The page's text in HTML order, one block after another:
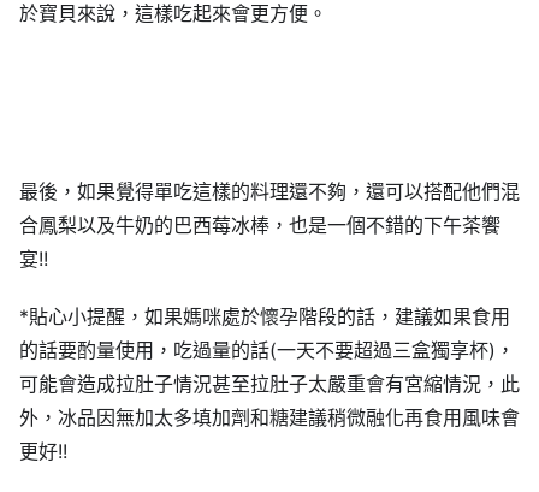
於寶貝來說，這樣吃起來會更方便。
最後，如果覺得單吃這樣的料理還不夠，還可以搭配他們混
合鳳梨以及牛奶的巴西莓冰棒，也是一個不錯的下午茶饗
宴!!
*貼心小提醒，如果媽咪處於懷孕階段的話，建議如果食用
的話要酌量使用，吃過量的話(一天不要超過三盒獨享杯)，
可能會造成拉肚子情況甚至拉肚子太嚴重會有宮縮情況，此
外，冰品因無加太多填加劑和糖建議稍微融化再食用風味會
更好!!